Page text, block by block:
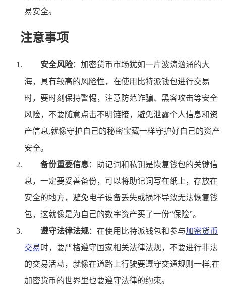
易安全。
注意事项
安全风险：加密货币市场犹如一片波涛汹涌的大
海，具有较高的风险性，在使用比特派钱包进行交易
时，要时刻保持警惕，注意防范诈骗、黑客攻击等安全
风险，不要随意点击不明链接，避免泄露个人信息和资
产信息,就像守护自己的秘密宝藏一样守护好自己的资产
安全。
备份重要信息：助记词和私钥是恢复钱包的关键信
息，一定要妥善备份，可以将助记词写在纸上，存放在
安全的地方，避免电子设备丢失或损坏导致无法恢复钱
包，这就像是为自己的数字资产买了一份“保险”。
遵守法律法规：在使用比特派钱包和参与加密货币
交易时，要严格遵守国家相关法律法规，不要进行非法
的交易活动，就像在道路上行驶要遵守交通规则一样,在
加密货币的世界里也要遵守法律的约束。